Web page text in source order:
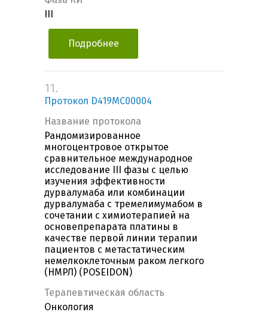
Подробнее
11.
Протокол D419MC00004
Название протокола
Рандомизированное
многоцентровое открытое
сравнительное международное
исследование III фазы с целью
изучения эффективности
дурвалумаба или комбинации
дурвалумаба с тремелимумабом в
сочетании с химиотерапией на
основепрепарата платины в
качестве первой линии терапии
пациентов с метастатическим
немелкоклеточным раком легкого
(НМРЛ) (POSEIDON)
Терапевтическая область
Онкология